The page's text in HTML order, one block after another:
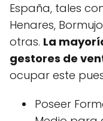
España, tales
Henares,
otras. La
gestores de
ocupar este
Poseer